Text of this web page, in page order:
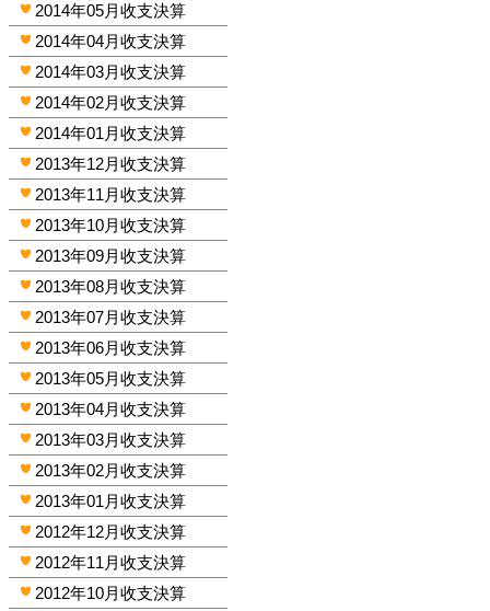
2014年05月收支決算
2014年04月收支決算
2014年03月收支決算
2014年02月收支決算
2014年01月收支決算
2013年12月收支決算
2013年11月收支決算
2013年10月收支決算
2013年09月收支決算
2013年08月收支決算
2013年07月收支決算
2013年06月收支決算
2013年05月收支決算
2013年04月收支決算
2013年03月收支決算
2013年02月收支決算
2013年01月收支決算
2012年12月收支決算
2012年11月收支決算
2012年10月收支決算